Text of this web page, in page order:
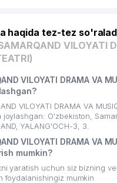
haqida tez-tez
VILOYATI
VILOYATI DRAMA VA
VILOYATI DRAMA VA
joylashgan: O'zbekiston,
YALANG'OCH-3, 3.
VILOYATI DRAMA VA
mumkin?
yaratish uchun siz bizning
foydalanishingiz mumkin